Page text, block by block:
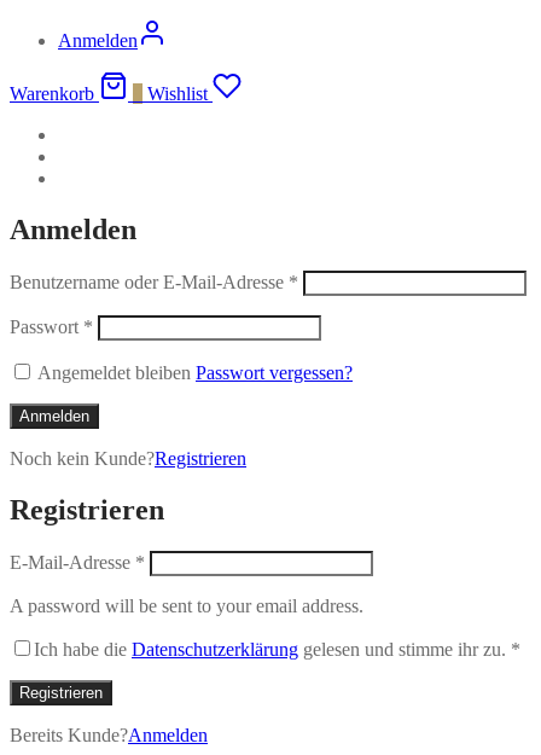
Anmelden
Warenkorb Wishlist
Anmelden
Benutzername oder E-Mail-Adresse *
Passwort *
Angemeldet bleiben Passwort vergessen?
Anmelden
Noch kein Kunde?Registrieren
Registrieren
E-Mail-Adresse *
A password will be sent to your email address.
Ich habe die Datenschutzerklärung gelesen und stimme ihr zu. *
Registrieren
Bereits Kunde?Anmelden